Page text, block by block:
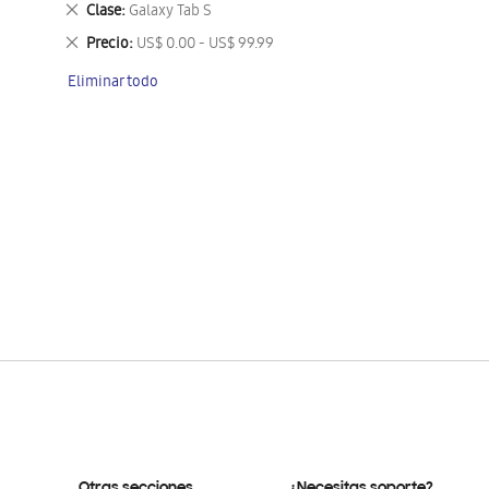
Clase Galaxy Tab S
Eliminar
este
artículo
Precio US$ 0.00 - US$ 99.99
Eliminar
artículo
Eliminar todo